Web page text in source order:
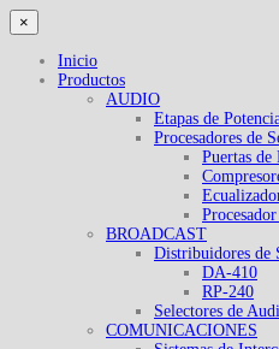
×
Inicio
Productos
AUDIO
Etapas de
Procesadores de
Puertas de
BROADCAST
Distribuidores de
DA-410
RP-240
Selectores de
COMUNICACIONES